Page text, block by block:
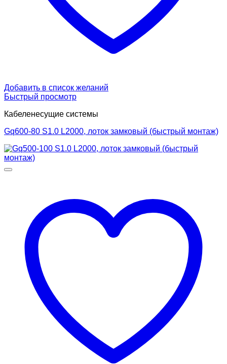
Добавить в список желаний
Быстрый просмотр
Кабеленесущие системы
Gq600-80 S1.0 L2000, лоток замковый (быстрый монтаж)